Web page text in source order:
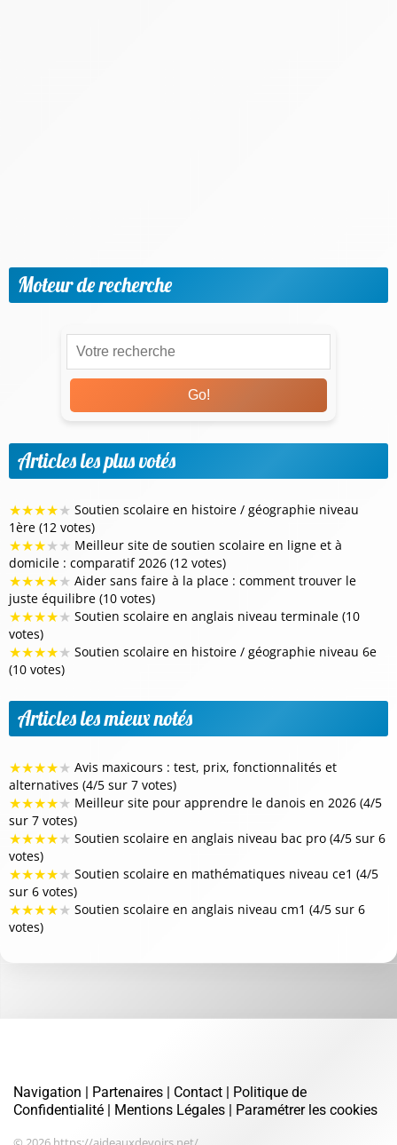
Moteur de recherche
Go!
Articles les plus votés
★★★★★ Soutien scolaire en histoire / géographie niveau
1ère (12 votes)
★★★★★ Meilleur site de soutien scolaire en ligne et à
domicile : comparatif 2026 (12 votes)
★★★★★ Aider sans faire à la place : comment trouver le
juste équilibre (10 votes)
★★★★★ Soutien scolaire en anglais niveau terminale (10
votes)
★★★★★ Soutien scolaire en histoire / géographie niveau 6e
(10 votes)
Articles les mieux notés
★★★★★ Avis maxicours : test, prix, fonctionnalités et
alternatives (4/5 sur 7 votes)
★★★★★ Meilleur site pour apprendre le danois en 2026 (4/5
sur 7 votes)
★★★★★ Soutien scolaire en anglais niveau bac pro (4/5 sur 6
votes)
★★★★★ Soutien scolaire en mathématiques niveau ce1 (4/5
sur 6 votes)
★★★★★ Soutien scolaire en anglais niveau cm1 (4/5 sur 6
votes)
Navigation | Partenaires | Contact | Politique de
Confidentialité | Mentions Légales | Paramétrer les cookies